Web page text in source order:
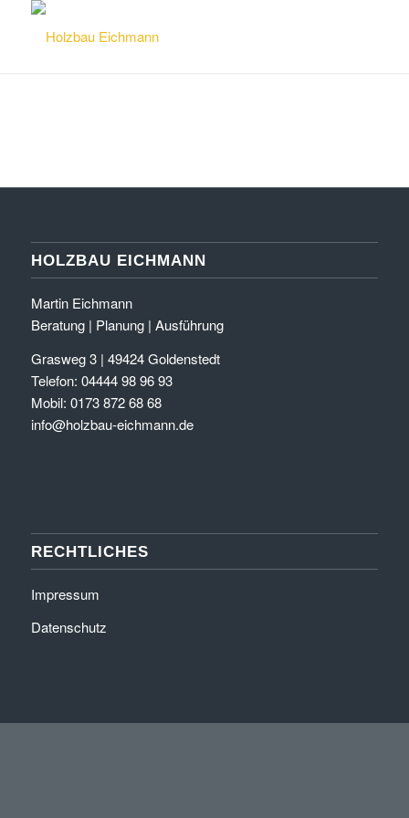
HOLZBAU EICHMANN
Martin Eichmann
Beratung | Planung | Ausführung
Grasweg 3 | 49424 Goldenstedt
Telefon: 04444 98 96 93
Mobil: 0173 872 68 68
info@holzbau-eichmann.de
RECHTLICHES
Impressum
Datenschutz